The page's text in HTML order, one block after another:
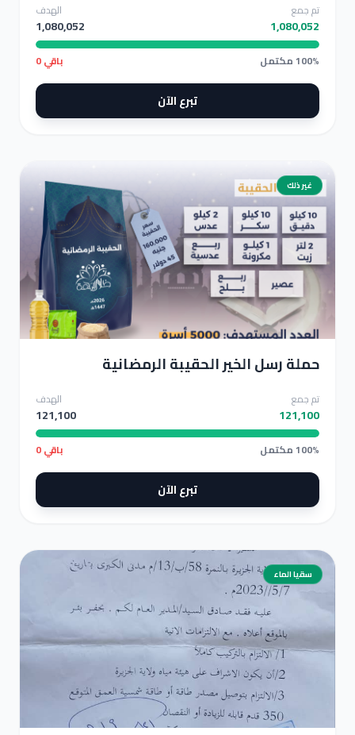
تم جمع
1,080,052
الهدف
1,080,052
100% مكتمل باقي 0
تبرع الآن
غير ذلك
حملة رسل الخير الحقيبة الرمضانية
تم جمع
121,100
الهدف
121,100
100% مكتمل باقي 0
تبرع الآن
سقيا الماء